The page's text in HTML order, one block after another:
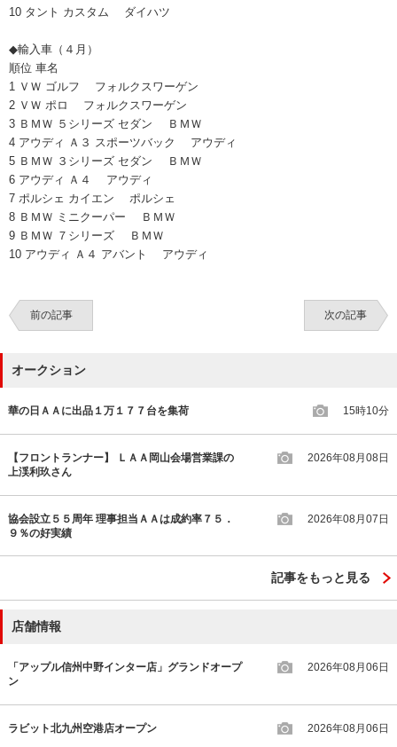
10 タント カスタム ダイハツ
◆輸入車（４月）
順位 車名
1 ＶＷ ゴルフ フォルクスワーゲン
2 ＶＷ ポロ フォルクスワーゲン
3 ＢＭＷ ５シリーズ セダン ＢＭＷ
4 アウディ Ａ３ スポーツバック アウディ
5 ＢＭＷ ３シリーズ セダン ＢＭＷ
6 アウディ Ａ４ アウディ
7 ポルシェ カイエン ポルシェ
8 ＢＭＷ ミニクーパー ＢＭＷ
9 ＢＭＷ ７シリーズ ＢＭＷ
10 アウディ Ａ４ アバント アウディ
前の記事 次の記事
オークション
華の日ＡＡに出品１万１７７台を集荷 15時10分
【フロントランナー】 ＬＡＡ岡山会場営業課の
上渓利玖さん
2026年08月08日
協会設立５５周年 理事担当ＡＡは成約率７５．
９％の好実績
2026年08月07日
記事をもっと見る
店舗情報
「アップル信州中野インター店」グランドオープ
ン
2026年08月06日
ラビット北九州空港店オープン 2026年08月06日